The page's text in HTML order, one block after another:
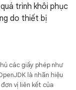
trình khôi phục
do thiết bị
các giấy phép như
là nhãn hiệu
vị liên kết của